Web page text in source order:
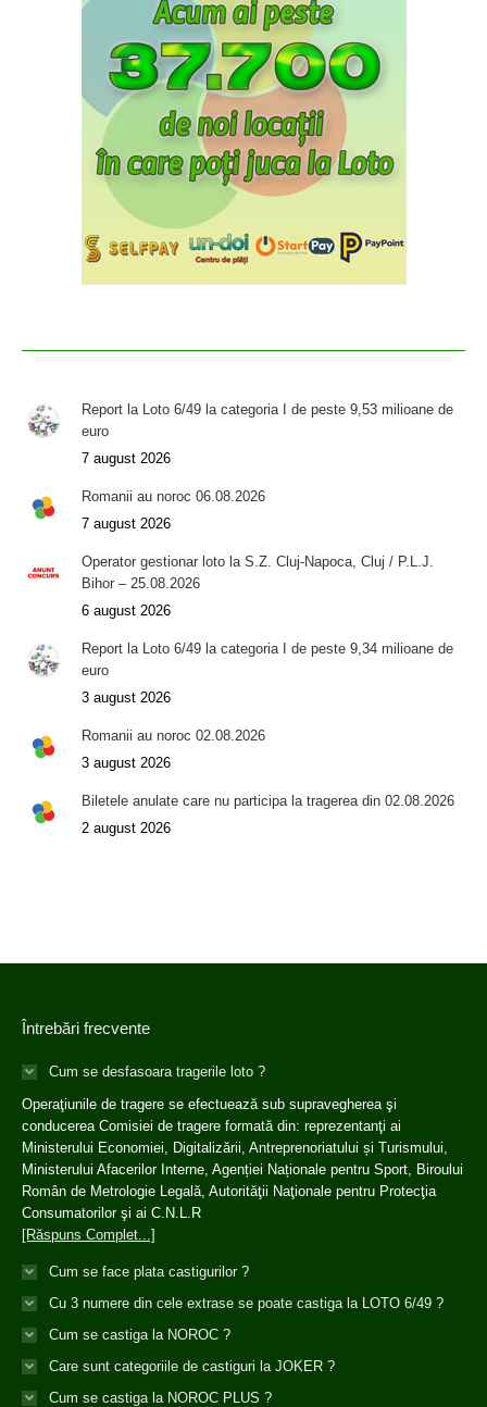
Report la Loto 6/49 la categoria I de peste 9,53 milioane de
euro
7 august 2026
Romanii au noroc 06.08.2026
7 august 2026
Operator gestionar loto la S.Z. Cluj-Napoca, Cluj / P.L.J.
Bihor – 25.08.2026
6 august 2026
Report la Loto 6/49 la categoria I de peste 9,34 milioane de
euro
3 august 2026
Romanii au noroc 02.08.2026
3 august 2026
Biletele anulate care nu participa la tragerea din 02.08.2026
2 august 2026
Întrebări frecvente
Cum se desfasoara tragerile loto ?
Operaţiunile de tragere se efectuează sub supravegherea şi
conducerea Comisiei de tragere formată din: reprezentanţi ai
Ministerului Economiei, Digitalizării, Antreprenoriatului și Turismului,
Ministerului Afacerilor Interne, Agenției Naționale pentru Sport, Biroului
Român de Metrologie Legală, Autorităţii Naţionale pentru Protecţia
Consumatorilor şi ai C.N.L.R
[Răspuns Complet...]
Cum se face plata castigurilor ?
Cu 3 numere din cele extrase se poate castiga la LOTO 6/49 ?
Cum se castiga la NOROC ?
Care sunt categoriile de castiguri la JOKER ?
Cum se castiga la NOROC PLUS ?